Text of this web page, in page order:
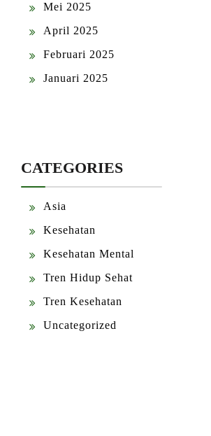
Mei 2025
April 2025
Februari 2025
Januari 2025
CATEGORIES
Asia
Kesehatan
Kesehatan Mental
Tren Hidup Sehat
Tren Kesehatan
Uncategorized